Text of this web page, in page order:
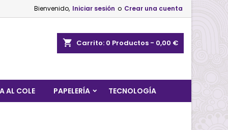
Bienvenido, Iniciar sesión o Crear una cuenta
shopping_cart Carrito: 0 Productos - 0,00 €
AL COLE PAPELERÍA TECNOLOGÍA